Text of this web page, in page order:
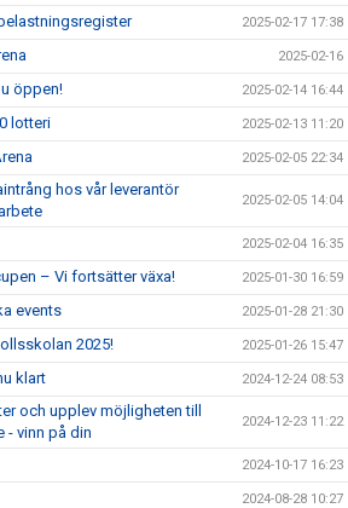
2025-02-17 17:38
2025-02-16
öppen! 2025-02-14 16:44
lotteri 2025-02-13 11:20
2025-02-05 22:34
hos vår leverantör
2025-02-05 14:04
2025-02-04 16:35
– Vi fortsätter växa! 2025-01-30 16:59
events 2025-01-28 21:30
2025! 2025-01-26 15:47
klart 2024-12-24 08:53
och upplev möjligheten till
- vinn på din
2024-12-23 11:22
2024-10-17 16:23
2024-08-28 10:27